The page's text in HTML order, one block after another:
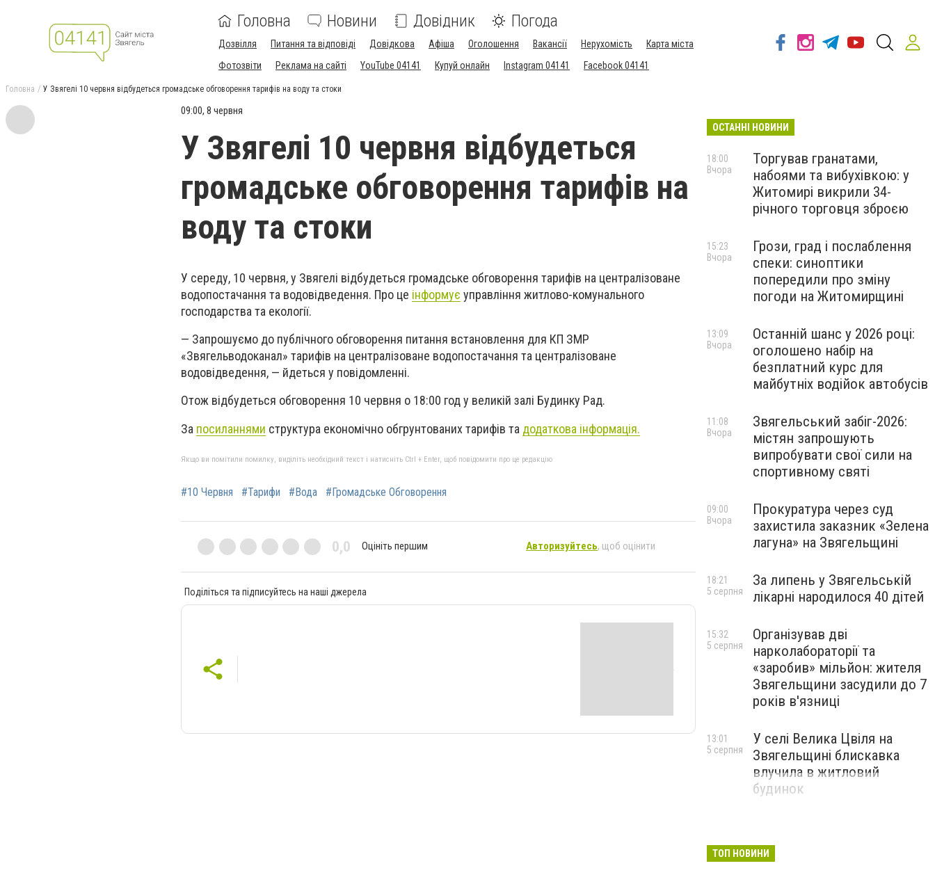
Головна Новини Довідник Погода
Дозвілля Питання та відповіді Довідкова Афіша Оголошення Вакансії Нерухомість
Карта міста
Фотозвіти
Реклама на сайті YouTube 04141 Купуй онлайн Instagram 04141 Facebook 04141
Головна У Звягелі 10 червня відбудеться громадське обговорення тарифів на воду та стоки
09:00, 8 червня
У Звягелі 10 червня відбудеться
громадське обговорення тарифів на
воду та стоки
У середу, 10 червня, у Звягелі відбудеться громадське обговорення тарифів на централізоване
водопостачання та водовідведення. Про це інформує управління житлово-комунального
господарства та екології.
— Запрошуємо до публічного обговорення питання встановлення для КП ЗМР
«Звягельводоканал» тарифів на централізоване водопостачання та централізоване
водовідведення, — йдеться у повідомленні.
Отож відбудеться обговорення 10 червня о 18:00 год у великій залі Будинку Рад.
За посиланнями структура економічно обгрунтованих тарифів та додаткова інформація.
Якщо ви помітили помилку, виділіть необхідний текст і натисніть Ctrl + Enter, щоб повідомити про це редакцію
#10 Червня #Тарифи #Вода #Громадське Обговорення
0,0 Оцініть першим Авторизуйтесь, щоб оцінити
Поділіться та підписуйтесь на наші джерела
ОСТАННІ НОВИНИ
Торгував гранатами,
набоями та вибухівкою: у
Житомирі викрили 34-
річного торговця зброєю
18:00
Вчора
Грози, град і послаблення
спеки: синоптики
попередили про зміну
погоди на Житомирщині
15:23
Вчора
Останній шанс у 2026 році:
оголошено набір на
безплатний курс для
майбутніх водійок автобусів
13:09
Вчора
Звягельський забіг-2026:
містян запрошують
випробувати свої сили на
спортивному святі
11:08
Вчора
Прокуратура через суд
захистила заказник «Зелена
лагуна» на Звягельщині
09:00
Вчора
За липень у Звягельській
лікарні народилося 40 дітей
18:21
5 серпня
Організував дві
нарколабораторії та
«заробив» мільйон: жителя
Звягельщини засудили до 7
років в'язниці
15:32
5 серпня
У селі Велика Цвіля на
Звягельщині блискавка
влучила в житловий
будинок
13:01
5 серпня
ТОП НОВИНИ